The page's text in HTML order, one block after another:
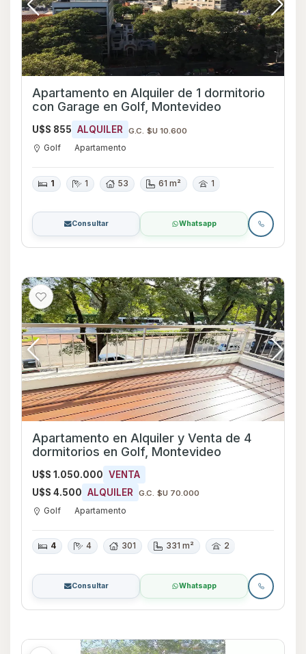
Apartamento en Alquiler de 1 dormitorio
con Garage en Golf, Montevideo
U$S 855 ALQUILER G.C. $U 10.600
Golf Apartamento
1 1 53 61 m² 1
Consultar Whatsapp
Apartamento en Alquiler y Venta de 4
dormitorios en Golf, Montevideo
U$S 1.050.000 VENTA
U$S 4.500 ALQUILER G.C. $U 70.000
Golf Apartamento
4 4 301 331 m² 2
Consultar Whatsapp